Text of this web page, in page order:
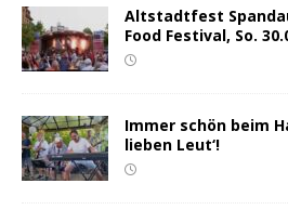
Altstadtfest
Food Festival, So.
Immer schön beim
lieben Leut‘!